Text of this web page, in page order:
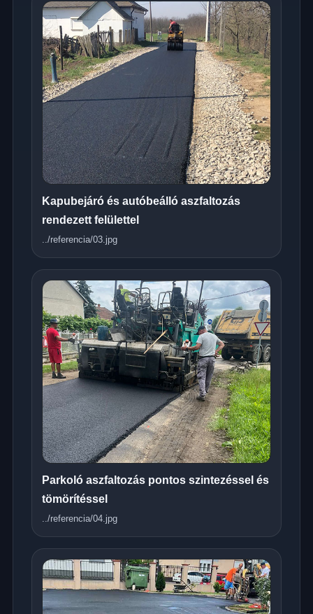
Kapubejáró és autóbeálló aszfaltozás
rendezett felülettel
../referencia/03.jpg
Parkoló aszfaltozás pontos szintezéssel és
tömörítéssel
../referencia/04.jpg